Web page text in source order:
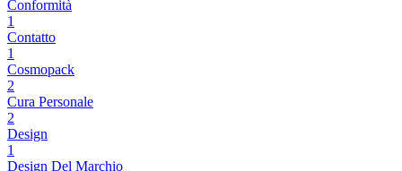
Conformità
1
Contatto
1
Cosmopack
2
Cura Personale
2
Design
1
Design Del Marchio